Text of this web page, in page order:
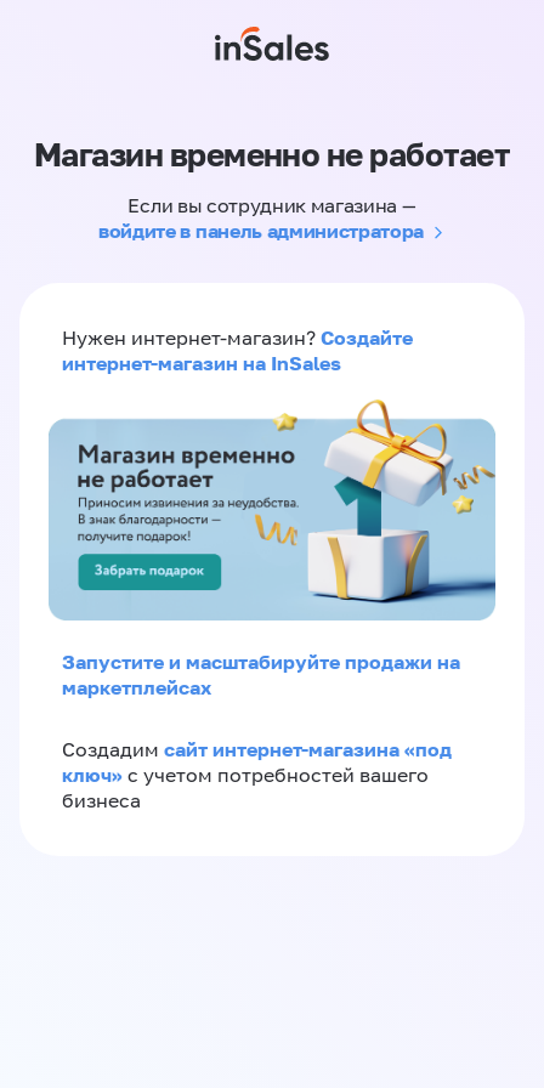
Магазин временно не работает
Если вы сотрудник магазина —
войдите в панель администратора
Нужен интернет-магазин? Создайте
интернет-магазин на InSales
Запустите и масштабируйте продажи на
маркетплейсах
Создадим сайт интернет-магазина «под
ключ» с учетом потребностей вашего
бизнеса